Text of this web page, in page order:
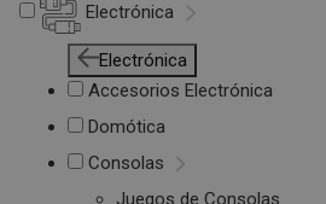
Electrónica
Electrónica
Accesorios Electrónica
Domótica
Consolas
Juegos de Consolas